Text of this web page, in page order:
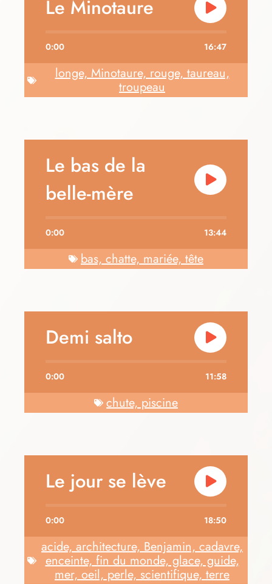
Le Minotaure
0:00 16:47
longe, Minotaure, rouge, taureau,
troupeau
Le bas de la
belle-mère
0:00 13:44
bas, chatte, mariée, tête
Demi salto
0:00 11:58
chute, piscine
Le jour se lève
0:00 18:50
acide, architecture, Benjamin, cadavre,
enceinte, fin du monde, glace, guide,
mer, oeil, perle, scientifique, terre